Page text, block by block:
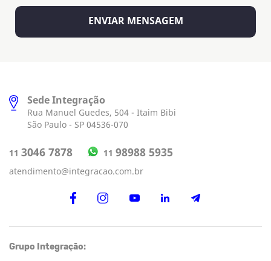
Sede Integração
Rua Manuel Guedes, 504 - Itaim Bibi
São Paulo - SP 04536-070
11 3046 7878 11 98988 5935
atendimento@integracao.com.br
Grupo Integração: